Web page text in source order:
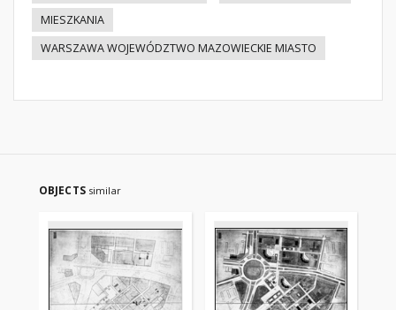
MIESZKANIA
WARSZAWA WOJEWÓDZTWO MAZOWIECKIE MIASTO
OBJECTS similar